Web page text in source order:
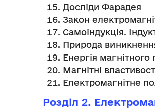
Досліди Фарадея
Закон
Самоіндукція.
Природа
Енергія магнітного
Магнітні
Електромагнітне
Розділ 2.